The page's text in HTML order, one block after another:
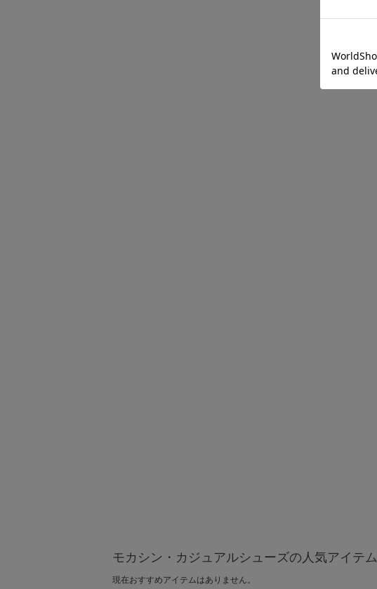
モカシン・カジュアルシューズの人気アイテム
現在おすすめアイテムはありません。